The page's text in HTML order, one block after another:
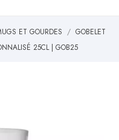
ET GOURDES
GOBELET
25CL | GOB25